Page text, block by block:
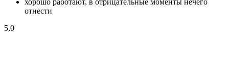
хорошо работают, в отрицательные моменты нечего
отнести
5,0